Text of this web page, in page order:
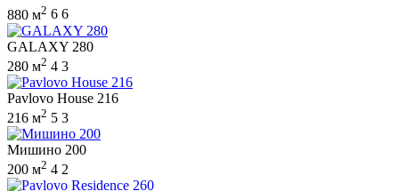
880 м2 6 6
GALAXY 280
280 м2 4 3
Pavlovo House 216
216 м2 5 3
Мишино 200
200 м2 4 2